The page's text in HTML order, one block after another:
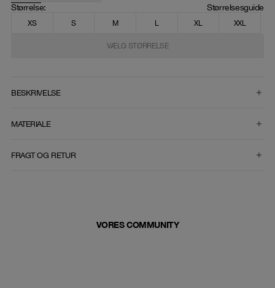
Størrelse: Størrelsesguide
XS S M L XL XXL
VÆLG STØRRELSE
BESKRIVELSE
MATERIALE
FRAGT OG RETUR
VORES COMMUNITY